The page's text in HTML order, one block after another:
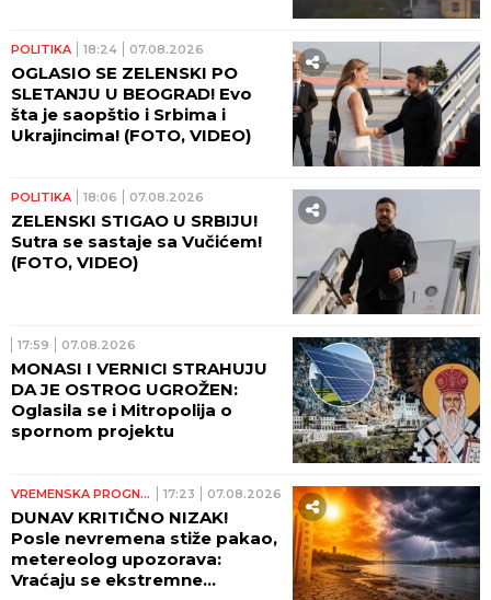
POLITIKA 18:24 07.08.2026
OGLASIO SE ZELENSKI PO
SLETANJU U BEOGRAD! Evo
šta je saopštio i Srbima i
Ukrajincima! (FOTO, VIDEO)
POLITIKA 18:06 07.08.2026
ZELENSKI STIGAO U SRBIJU!
Sutra se sastaje sa Vučićem!
(FOTO, VIDEO)
17:59 07.08.2026
MONASI I VERNICI STRAHUJU
DA JE OSTROG UGROŽEN:
Oglasila se i Mitropolija o
spornom projektu
VREMENSKA PROGNOZA 17:23 07.08.2026
DUNAV KRITIČNO NIZAK!
Posle nevremena stiže pakao,
metereolog upozorava:
Vraćaju se ekstremne